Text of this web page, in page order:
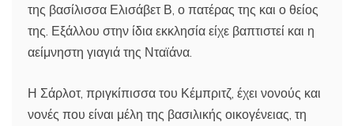
της βασίλισσα Ελισάβετ Β, ο πατέρας της και ο θείος
της. Εξάλλου στην ίδια εκκλησία είχε βαπτιστεί και η
αείμνηστη γιαγιά της Νταϊάνα.
Η Σάρλοτ, πριγκίπισσα του Κέμπριτζ, έχει νονούς και
νονές που είναι μέλη της βασιλικής οικογένειας, τη